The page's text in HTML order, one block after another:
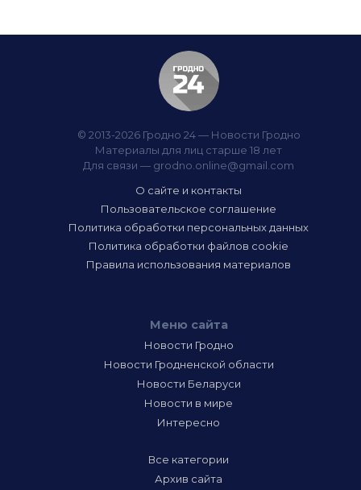
© 2013-2026 Гродно 24 — Новости Гродно
Материалы для лиц старше 18 лет
Для связи — grodno.online@gmail.com
О сайте и контакты
Пользовательское соглашение
Политика обработки персональных данных
Политика обработки файлов cookie
Правила использования материалов
Меню сайта
Новости Гродно
Новости Гродненской области
Новости Беларуси
Новости в мире
Интересно
Все категории
Архив сайта